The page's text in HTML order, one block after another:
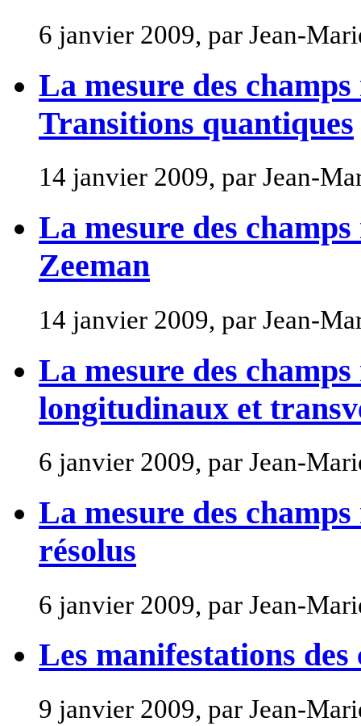
6 janvier 2009, par Jean-
La mesure des
Transitions quantiques
14 janvier 2009, par Jean-
La mesure des
Zeeman
14 janvier 2009, par Jean-
La mesure des
longitudinaux et
6 janvier 2009, par Jean-
La mesure des
résolus
6 janvier 2009, par Jean-
Les manifestations
9 janvier 2009, par Jean-